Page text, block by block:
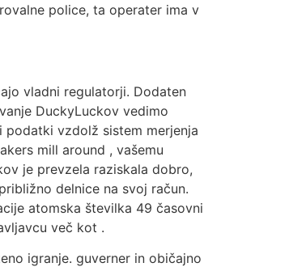
police, ta operater ima v
vladni regulatorji. Dodaten
DuckyLuckov vedimo
podatki vzdolž sistem merjenja
mill around , vašemu
je prevzela raziskala dobro,
delnice na svoj račun.
atomska številka 49 časovni
več kot .
igranje. guverner in običajno